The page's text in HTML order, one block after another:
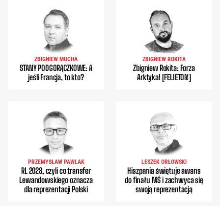
ZBIGNIEW MUCHA
STANY PODGORĄCZKOWE: A
jeśli Francja, to kto?
ZBIGNIEW ROKITA
Zbigniew Rokita: Forza
Arktyka! [FELIETON]
PRZEMYSŁAW PAWLAK
RL 2028, czyli co transfer
Lewandowskiego oznacza
dla reprezentacji Polski
LESZEK ORŁOWSKI
Hiszpania świętuje awans
do finału MŚ i zachwyca się
swoją reprezentacją